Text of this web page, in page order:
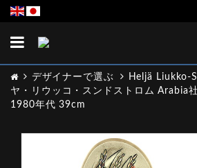
Toggle
デザイナーで選ぶ Heljä Liukko-
ヤ・リウッコ・スンドストロム Arabia
1980年代 39cm